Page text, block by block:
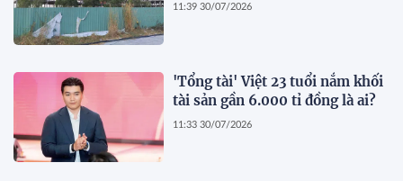
11:39 30/07/2026
'Tổng tài' Việt 23 tuổi nắm khối
tài sản gần 6.000 tỉ đồng là ai?
11:33 30/07/2026